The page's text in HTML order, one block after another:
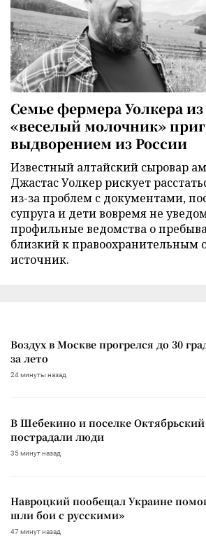
Семье фермера Уолкера
«веселый молочник»
выдворением из России
Известный алтайский сыровар
Джастас Уолкер рискует
из-за проблем с документами,
супруга и дети вовремя не
профильные ведомства о
близкий к правоохранительным
источник.
Воздух в Москве прогрелся до 30
за лето
24 минуты назад
В Шебекино и поселке
пострадали люди
35 минут назад
Навроцкий пообещал Украине
шли бои с русскими»
47 минут назад